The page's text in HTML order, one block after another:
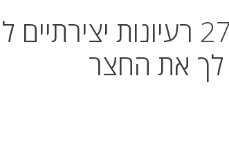
פינת חמד בחוץ: 27 רעיונות
לך את החצר